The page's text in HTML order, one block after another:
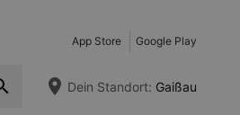
App Store Google Play
Dein Standort: Gaißau